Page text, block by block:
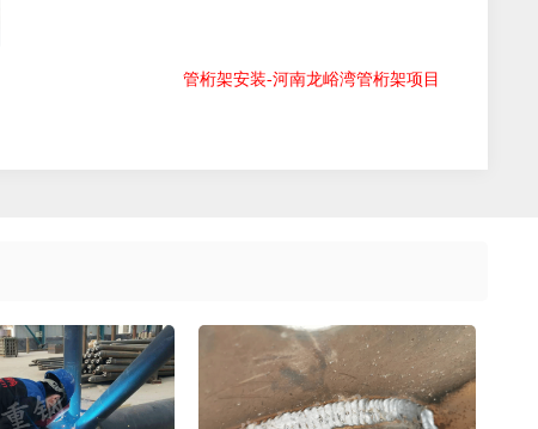
管桁架安装-河南龙峪湾管桁架项目